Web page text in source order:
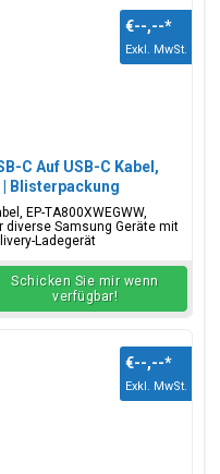
C Auf USB-C Kabel,
| Blisterpackung
EP-TA800XWEGWW,
diverse Samsung Geräte mit
Ladegerät
€--,--*
Exkl. MwSt.
Schicken Sie mir wenn
verfügbar!
€--,--*
Exkl. MwSt.